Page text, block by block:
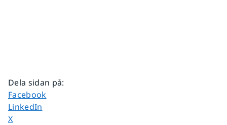
Dela sidan på:
Dela sidan på
Facebook
Dela sidan på
LinkedIn
Dela sidan på
X